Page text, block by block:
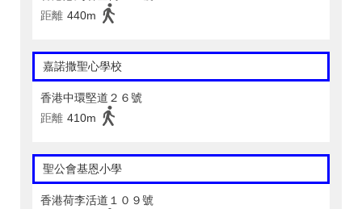
距離 440m
嘉諾撒聖心學校
香港中環堅道２６號
距離 410m
聖公會基恩小學
香港荷李活道１０９號